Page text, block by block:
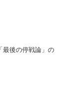
最後の停戦論」の